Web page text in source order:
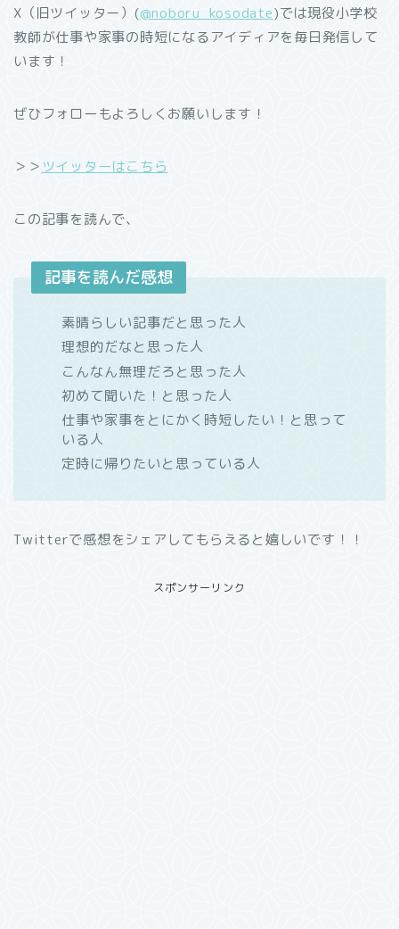
X（旧ツイッター）(@noboru_kosodate)では現役小学校
教師が仕事や家事の時短になるアイディアを毎日発信して
います！
ぜひフォローもよろしくお願いします！
＞＞ ツイッターはこちら
この記事を読んで、
記事を読んだ感想
素晴らしい記事だと思った人
理想的だなと思った人
こんなん無理だろと思った人
初めて聞いた！と思った人
仕事や家事をとにかく時短したい！と思って
いる人
定時に帰りたいと思っている人
Twitterで感想をシェアしてもらえると嬉しいです！！
スポンサーリンク